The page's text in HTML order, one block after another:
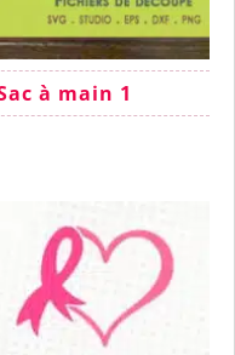
à main 1